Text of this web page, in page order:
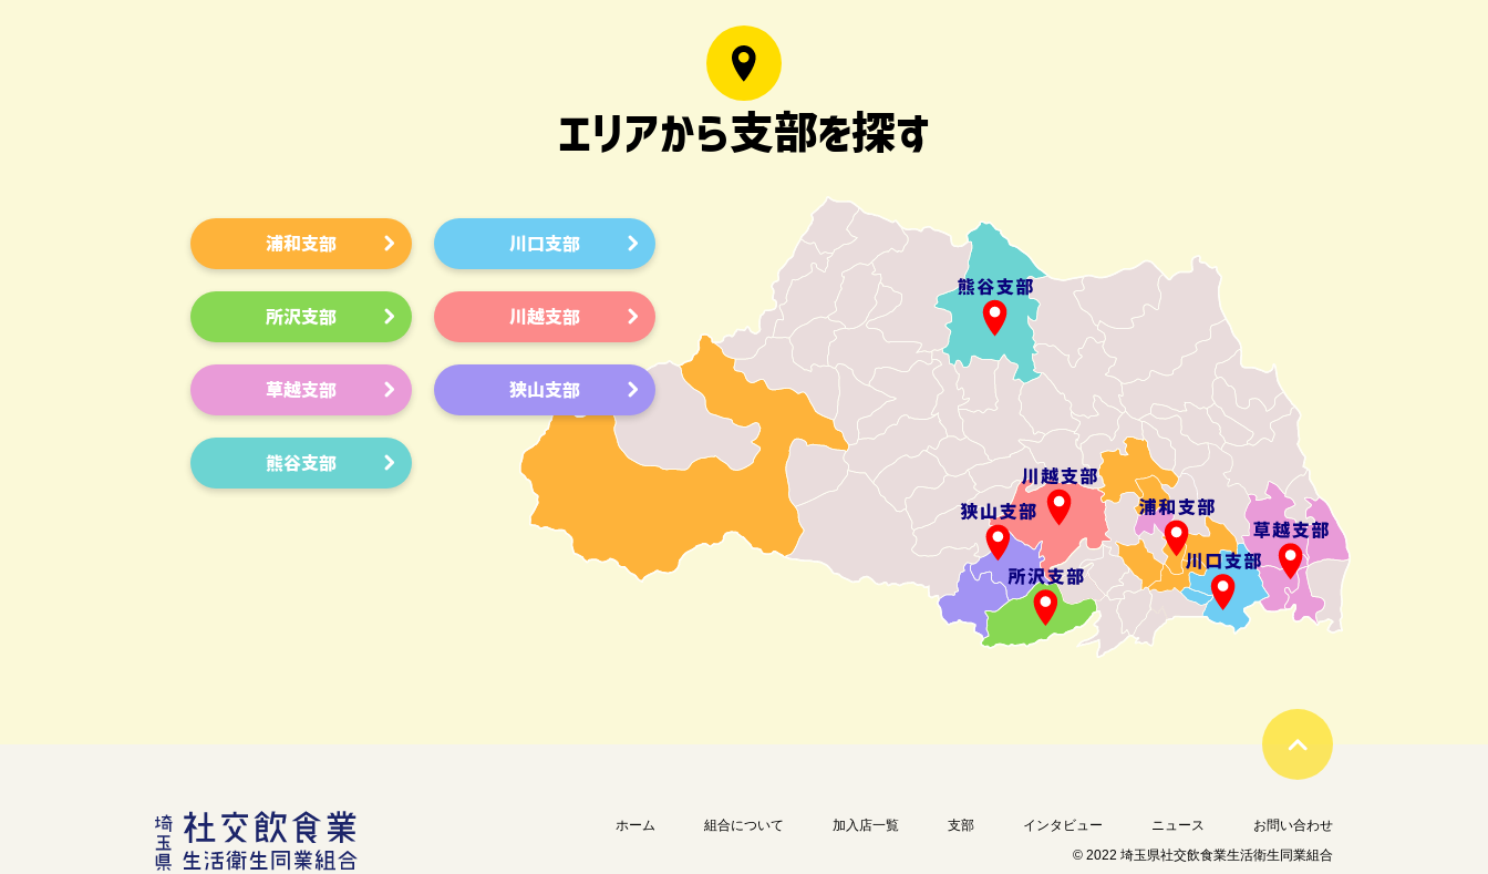
エリアから支部を探す
浦和支部 川口支部
所沢支部 川越支部
草越支部 狭山支部
熊谷支部
ホーム 組合について 加入店一覧 支部 インタビュー ニュース お問い合わせ
© 2022 埼玉県社交飲食業生活衛生同業組合